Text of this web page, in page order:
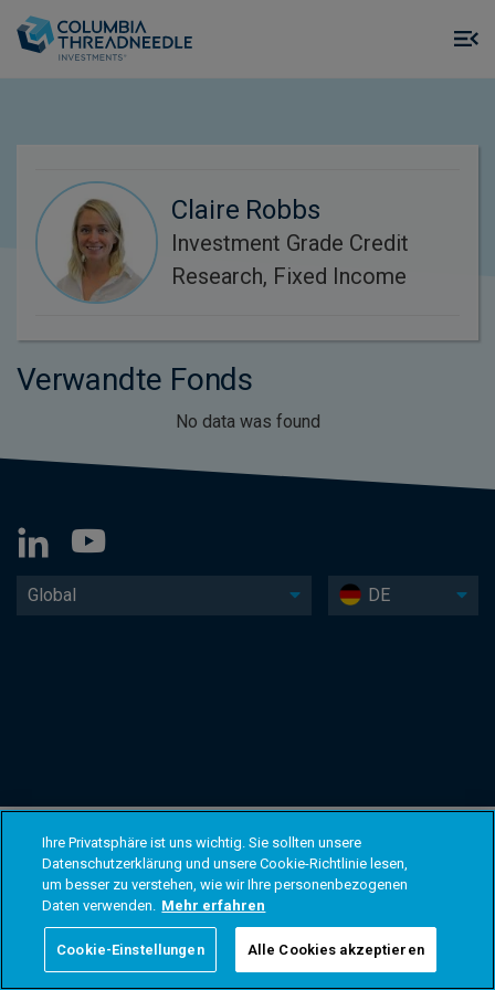
Claire Robbs
Investment Grade Credit
Research, Fixed Income
Verwandte Fonds
No data was found
Global DE
Ihre Privatsphäre ist uns wichtig. Sie sollten unsere
Datenschutzerklärung und unsere Cookie-Richtlinie lesen,
um besser zu verstehen, wie wir Ihre personenbezogenen
Daten verwenden. Mehr erfahren
Cookie-Einstellungen Alle Cookies akzeptieren